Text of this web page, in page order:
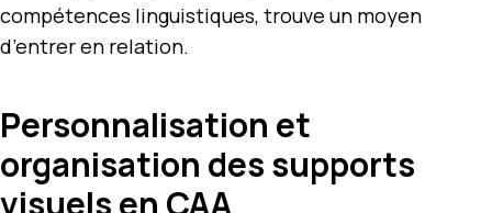
compétences linguistiques, trouve un moyen
d’entrer en relation.
Personnalisation et
organisation des supports
visuels en CAA